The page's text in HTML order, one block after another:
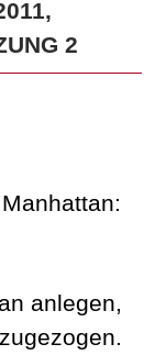
2
anlegen,